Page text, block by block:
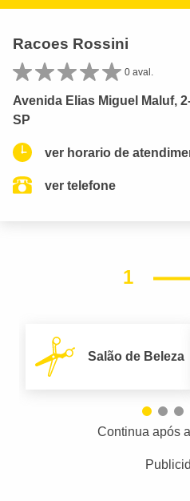
Racoes Rossini
0 aval.
Avenida Elias Miguel Maluf,
SP
ver horario de
ver telefone
1
Salão de Beleza
Continua após